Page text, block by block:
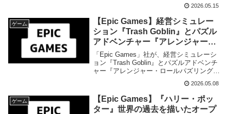
週2026年5月22日午前0時までの期間限定
で開始致しました。
2026.05.15
ゲーム
【Epic Games】経営シミュレー
ション『Trash Goblin』とパズル
アドベンチャー『アレンジャー・
ロールパズリングの旅』が来週
2026年5月15日午前0時までの期間
限定で無料配布を開始！
「Epic Games」社が、経営シミュレーシ
ョン『Trash Goblin』とパズルアドベンチ
ャー『アレンジャー・ロールパズリングの
0時までの期間限定で開始致しました。
2026.05.08
ゲーム
【Epic Games】『ハリー・ポッ
ター』世界の過去を描いたオープ